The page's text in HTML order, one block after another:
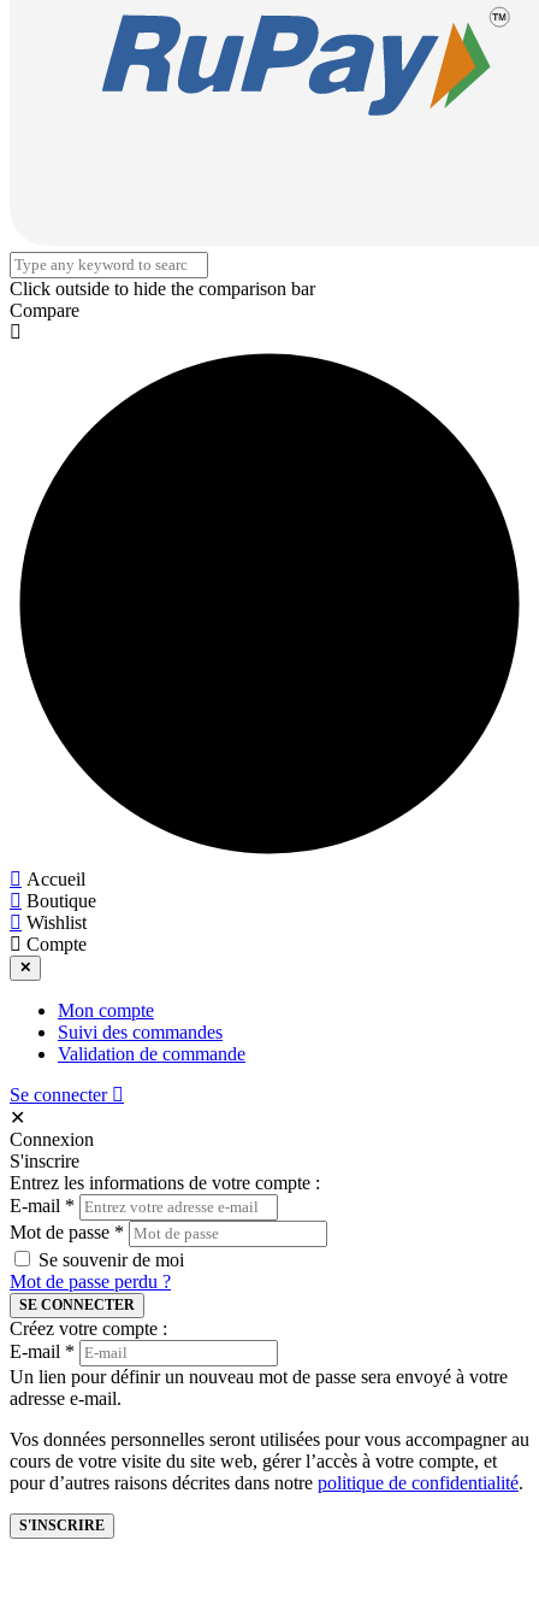
Click outside to hide the comparison bar
Compare
Accueil
Boutique
Wishlist
Compte
✕
Mon compte
Suivi des commandes
Validation de commande
Se connecter
✕
Connexion
S'inscrire
Entrez les informations de votre compte :
E-mail *
Mot de passe *
Se souvenir de moi
Mot de passe perdu ?
SE CONNECTER
Créez votre compte :
E-mail *
Un lien pour définir un nouveau mot de passe sera envoyé à votre
adresse e-mail.
Vos données personnelles seront utilisées pour vous accompagner au
cours de votre visite du site web, gérer l’accès à votre compte, et
pour d’autres raisons décrites dans notre politique de confidentialité.
S'INSCRIRE